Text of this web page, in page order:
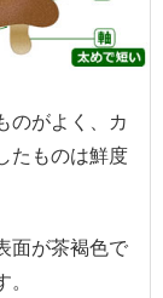
のがよく、カ
たものは鮮度
面が茶褐色で